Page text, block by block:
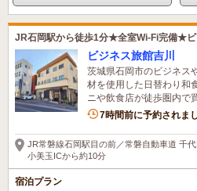
JR石岡駅から徒歩1分★全室Wi-Fi完備★ビ
ビジネス旅館吉川
茨城県石岡市のビジネス
材を使用した日替わり和
ニや飲食店が徒歩圏内で
1名がこの宿を見てい
7時間前に予約されま
JR常磐線石岡駅目の前／常磐自動車道 千
小美玉ICから約10分
宿泊プラン